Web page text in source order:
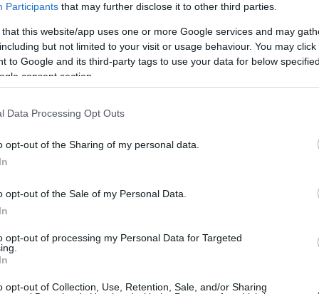
Participants that may further disclose it to other third parties.
that this website/app uses one or more Google services and may
but not limited to your visit or usage behaviour. You may
to Google and its third-party tags to use your data for below
consent section.
Data Processing Opt Outs
opt-out of the Sharing of my personal data.
opt-out of the Sale of my Personal Data.
opt-out of processing my Personal Data for Targeted
opt-out of Collection, Use, Retention, Sale, and/or Sharing
Η γερμανική Rheinmetall θα
παράγει βλήματα σε
εργοστάσιο στην Ουκρανία -
Περεταίρω εμπλοκή του
Βερολίνου στον πόλεμο
Δυτικούς εταίρους του για να
συνεχίζει να αποκρούει τις
χρονιά από την εισβολή των
στρατευμάτων της Μόσχας.